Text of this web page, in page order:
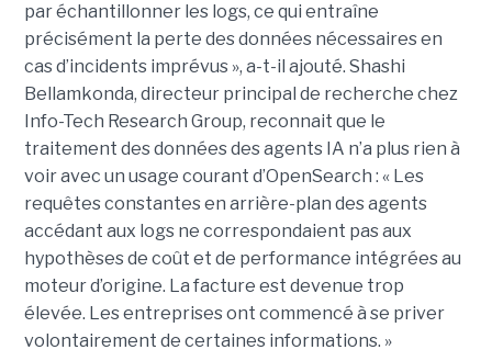
par échantillonner les logs, ce qui entraîne
précisément la perte des données nécessaires en
cas d’incidents imprévus », a-t-il ajouté. Shashi
Bellamkonda, directeur principal de recherche chez
Info-Tech Research Group, reconnait que le
traitement des données des agents IA n’a plus rien à
voir avec un usage courant d’OpenSearch : « Les
requêtes constantes en arrière-plan des agents
accédant aux logs ne correspondaient pas aux
hypothèses de coût et de performance intégrées au
moteur d’origine. La facture est devenue trop
élevée. Les entreprises ont commencé à se priver
volontairement de certaines informations. »